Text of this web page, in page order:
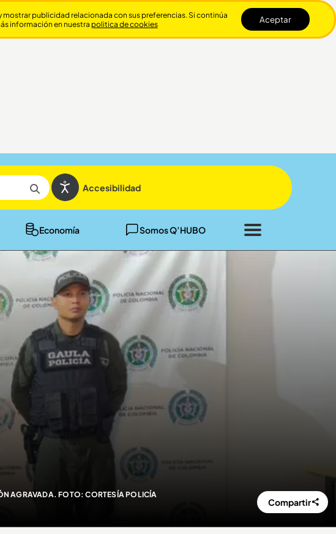
Accesibilidad
Economía Somos Q’HUBO
Cerrar
AGRAVADA. FOTO: CORTESÍA POLICÍA
Compartir
publicidad relacionada con sus preferencias. Si continúa
información en nuestra politica de cookies Aceptar